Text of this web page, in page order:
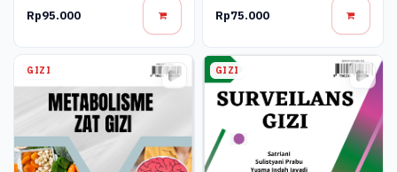
Rp95.000 Rp75.000
GIZI GIZI